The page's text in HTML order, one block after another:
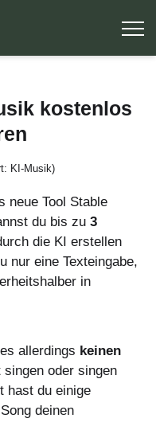
kostenlos
KI-Musik)
neue Tool Stable
du bis zu 3
die KI erstellen
nur eine Texteingabe,
in
allerdings keinen
oder singen
hast du einige
deinen